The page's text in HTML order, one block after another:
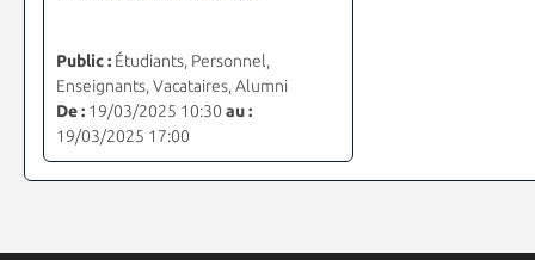
Public :Étudiants, Personnel,
Enseignants, Vacataires, Alumni
De :19/03/2025 10:30 au :
19/03/2025 17:00